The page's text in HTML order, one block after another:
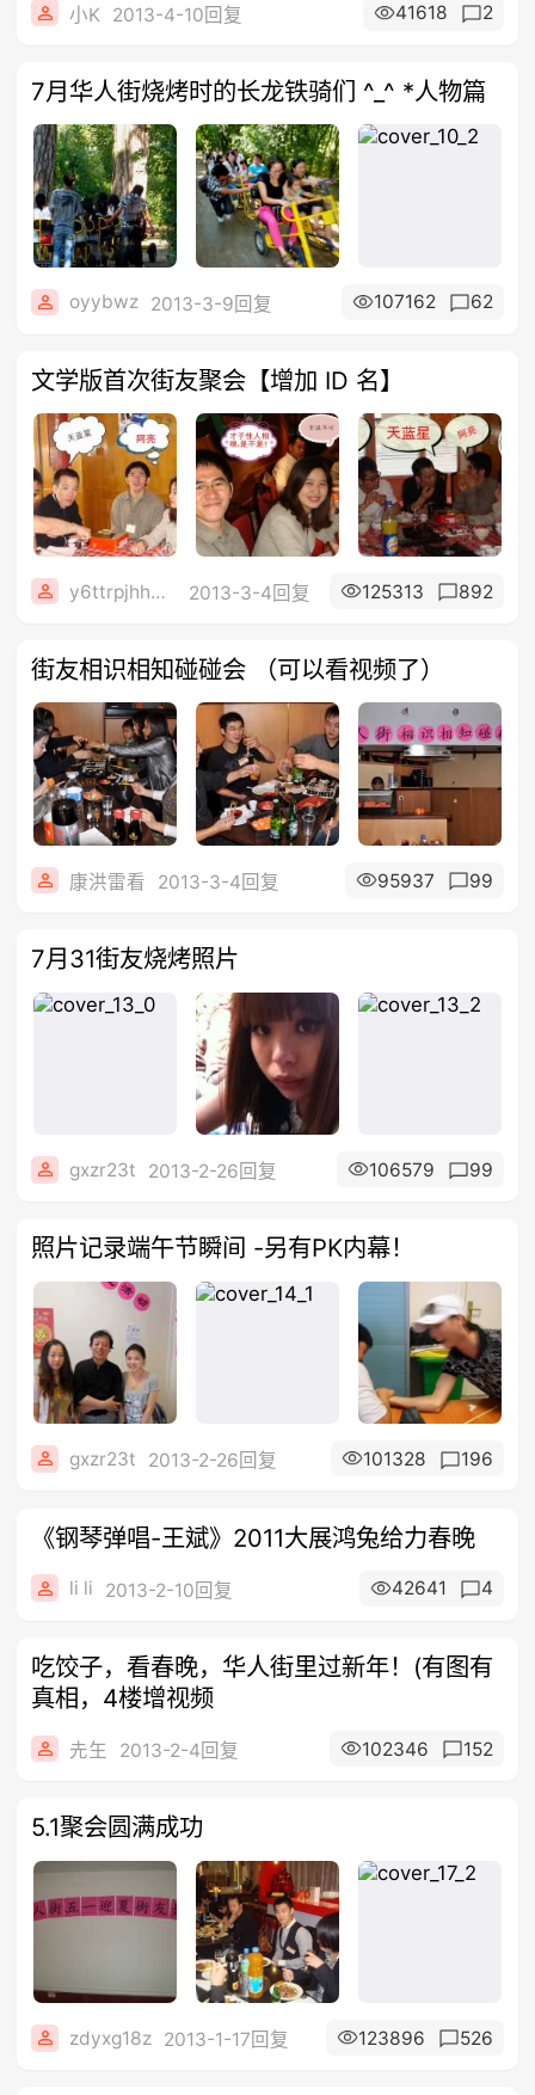
小K 2013-4-10回复 41618 2
7月华人街烧烤时的长龙铁骑们 ^_^ *人物篇
oyybwz 2013-3-9回复 107162 62
文学版首次街友聚会【增加 ID 名】
y6ttrpjhh5ljh 2013-3-4回复 125313 892
街友相识相知碰碰会 （可以看视频了）
康洪雷看 2013-3-4回复 95937 99
7月31街友烧烤照片
gxzr23t 2013-2-26回复 106579 99
照片记录端午节瞬间 -另有PK内幕！
gxzr23t 2013-2-26回复 101328 196
《钢琴弹唱-王斌》2011大展鸿兔给力春晚
li li 2013-2-10回复 42641 4
吃饺子，看春晚，华人街里过新年！(有图有
真相，4楼增视频
圥玍 2013-2-4回复 102346 152
5.1聚会圆满成功
zdyxg18z 2013-1-17回复 123896 526